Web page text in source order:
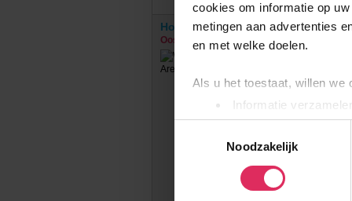
cookies om informatie op
metingen aan advertenties
en met welke doelen.
Als u het toestaat, willen we
Informatie
Uw apparaat
Lees meer over hoe uw
toestemming op elk
Noodzakelijk
Hotel Fliana
Oostenrijk Ischgl